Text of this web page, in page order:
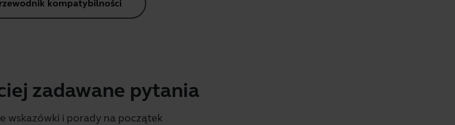
kompatybilności
zadawane pytania
wskazówki i porady na początek